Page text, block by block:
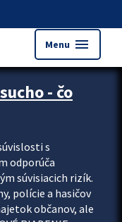
Menu menu
- čo
s
odporúča
súvisiacich rizík.
polície a hasičov
občanov, ale